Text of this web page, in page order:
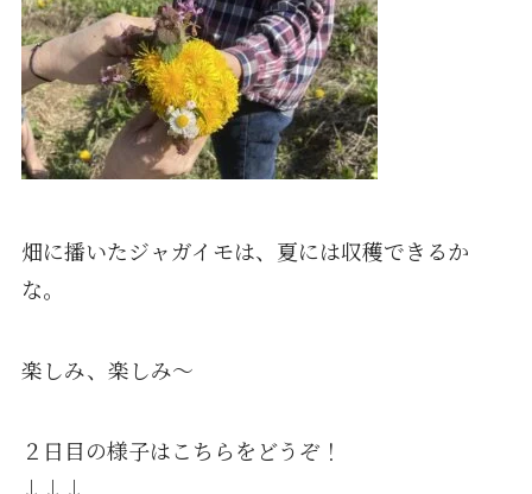
畑に播いたジャガイモは、夏には収穫できるか
な。
楽しみ、楽しみ〜
２日目の様子はこちらをどうぞ！